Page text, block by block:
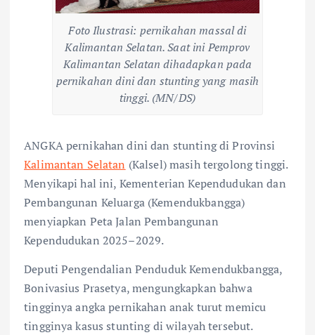
Foto Ilustrasi: pernikahan massal di
Kalimantan Selatan. Saat ini Pemprov
Kalimantan Selatan dihadapkan pada
pernikahan dini dan stunting yang masih
tinggi. (MN/DS)
ANGKA pernikahan dini dan stunting di Provinsi
Kalimantan Selatan (Kalsel) masih tergolong tinggi.
Menyikapi hal ini, Kementerian Kependudukan dan
Pembangunan Keluarga (Kemendukbangga)
menyiapkan Peta Jalan Pembangunan
Kependudukan 2025–2029.
Deputi Pengendalian Penduduk Kemendukbangga,
Bonivasius Prasetya, mengungkapkan bahwa
tingginya angka pernikahan anak turut memicu
tingginya kasus stunting di wilayah tersebut.